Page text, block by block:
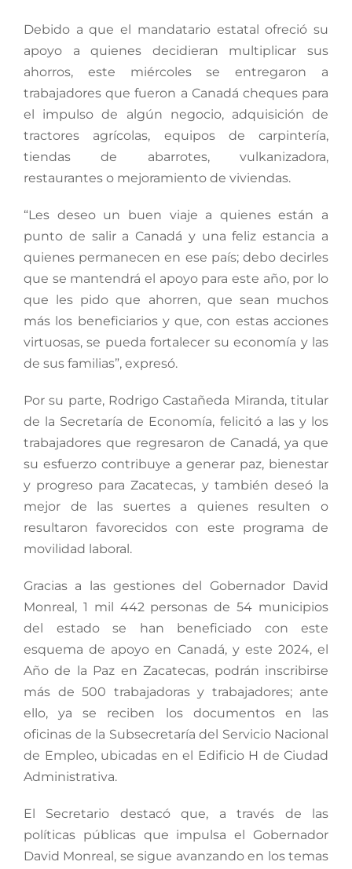
Debido a que el mandatario estatal ofreció su
apoyo a quienes decidieran multiplicar sus
ahorros, este miércoles se entregaron a
trabajadores que fueron a Canadá cheques para
el impulso de algún negocio, adquisición de
tractores agrícolas, equipos de carpintería,
tiendas de abarrotes, vulkanizadora,
restaurantes o mejoramiento de viviendas.
“Les deseo un buen viaje a quienes están a
punto de salir a Canadá y una feliz estancia a
quienes permanecen en ese país; debo decirles
que se mantendrá el apoyo para este año, por lo
que les pido que ahorren, que sean muchos
más los beneficiarios y que, con estas acciones
virtuosas, se pueda fortalecer su economía y las
de sus familias”, expresó.
Por su parte, Rodrigo Castañeda Miranda, titular
de la Secretaría de Economía, felicitó a las y los
trabajadores que regresaron de Canadá, ya que
su esfuerzo contribuye a generar paz, bienestar
y progreso para Zacatecas, y también deseó la
mejor de las suertes a quienes resulten o
resultaron favorecidos con este programa de
movilidad laboral.
Gracias a las gestiones del Gobernador David
Monreal, 1 mil 442 personas de 54 municipios
del estado se han beneficiado con este
esquema de apoyo en Canadá, y este 2024, el
Año de la Paz en Zacatecas, podrán inscribirse
más de 500 trabajadoras y trabajadores; ante
ello, ya se reciben los documentos en las
oficinas de la Subsecretaría del Servicio Nacional
de Empleo, ubicadas en el Edificio H de Ciudad
Administrativa.
El Secretario destacó que, a través de las
políticas públicas que impulsa el Gobernador
David Monreal, se sigue avanzando en los temas